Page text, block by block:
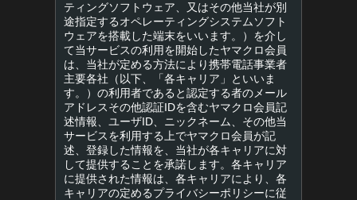
ティングソフトウェア、又はその他当社が別
途指定するオペレーティングシステムソフト
ウェアを搭載した端末をいいます。）を介し
て当サービスの利用を開始したヤマクロ会員
は、当社が定める方法により携帯電話事業者
主要各社（以下、「各キャリア」といいま
す。）の利用者であると認定する者のメール
アドレスその他認証IDを含むヤマクロ会員記
述情報、ユーザID、ニックネーム、その他当
サービスを利用する上でヤマクロ会員が記
述、登録した情報を、当社が各キャリアに対
して提供することを承諾します。各キャリア
に提供された情報は、各キャリアにより、各
キャリアの定めるプライバシーポリシーに従